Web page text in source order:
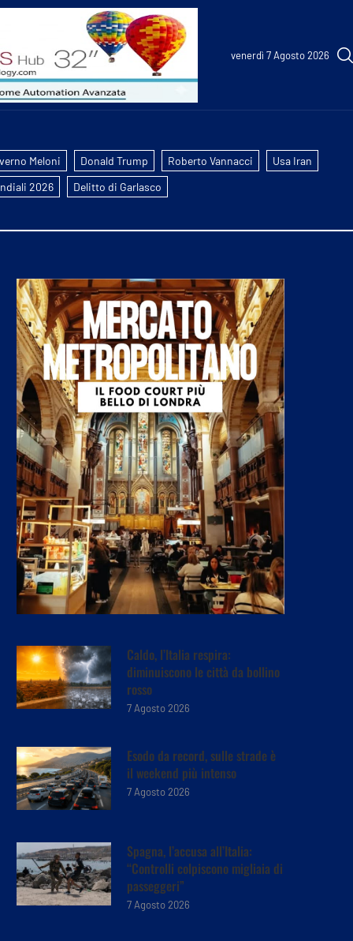
venerdì 7 Agosto 2026
Meloni Donald Trump Roberto Vannacci
Usa Iran
2026
Delitto di Garlasco
Caldo, l’Italia respira:
diminuiscono le città da bollino
rosso
7 Agosto 2026
Esodo da record, sulle strade è
il weekend più intenso
7 Agosto 2026
Spagna, l’accusa all’Italia:
“Controlli colpiscono migliaia di
passeggeri”
7 Agosto 2026